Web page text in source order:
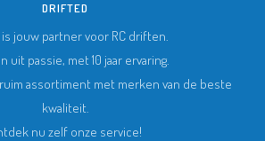
DRIFTED
jouw partner voor RC driften.
uit passie, met 10 jaar ervaring.
assortiment met merken van de beste
kwaliteit.
nu zelf onze service!